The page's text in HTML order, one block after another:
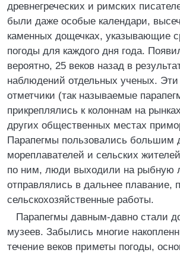
древнегреческих и римских
были даже особые календари,
каменных дощечках, указывающие
погоды для каждого дня года.
вероятно, 25 веков назад в
наблюдений отдельных ученых. Эти
отметчики (так называемые
прикреплялись к колоннам на
других общественных местах
Парапегмы пользовались большим
мореплавателей и сельских
по ним, люди выходили на рыбную
отправлялись в дальнее плавание,
сельскохозяйственные работы.
Парапегмы давным-давно стали
музеев. Забылись многие
течение веков приметы погоды,